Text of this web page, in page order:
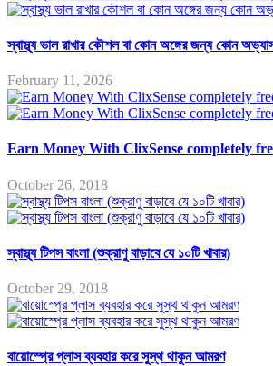
স্বাস্থ্য ভাল রাখার কৌশল বা কোন অঙ্গের জন্য কোন
February 11, 2026
Earn Money With ClixSense completely
October 26, 2018
স্বাস্থ্য টিপস বাংলা (শুক্রাণু বাড়াবে যে ১০টি খাবার)
October 29, 2018
বায়োস্প্রে প্লাস ব্যবহার করে সুস্থ থাকুন আমরণ